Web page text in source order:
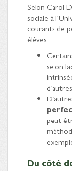
Selon Carol
sociale à
courants de
élèves :
selon
peut
Du côté